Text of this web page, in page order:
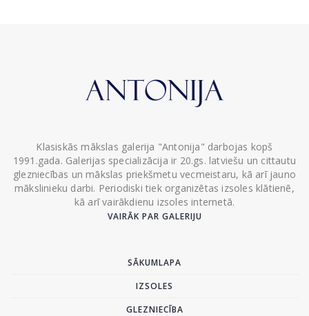
Klasiskās mākslas galerija "Antonija" darbojas kopš
1991.gada. Galerijas specializācija ir 20.gs. latviešu un cittautu
glezniecības un mākslas priekšmetu vecmeistaru, kā arī jauno
mākslinieku darbi. Periodiski tiek organizētas izsoles klātienē,
kā arī vairākdienu izsoles internetā.
VAIRĀK PAR GALERIJU
SĀKUMLAPA
IZSOLES
GLEZNIECĪBA